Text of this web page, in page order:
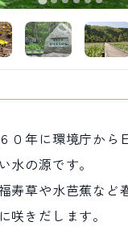
白馬村内の交
採用情報
０年に環境庁から
水の源です。
寿草や水芭蕉など
咲きだします。